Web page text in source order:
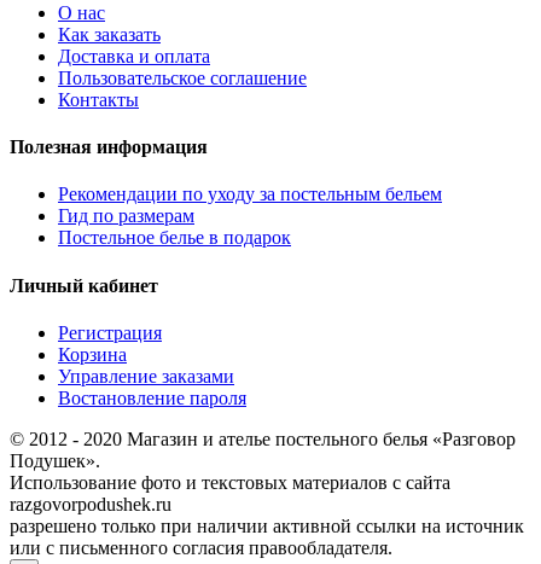
О нас
Как заказать
Доставка и оплата
Пользовательское соглашение
Контакты
Полезная информация
Рекомендации по уходу за постельным бельем
Гид по размерам
Постельное белье в подарок
Личный кабинет
Регистрация
Корзина
Управление заказами
Востановление пароля
© 2012 - 2020 Магазин и ателье постельного белья «Разговор
Подушек».
Использование фото и текстовых материалов с сайта
razgovorpodushek.ru
разрешено только при наличии активной ссылки на источник
или с письменного согласия правообладателя.